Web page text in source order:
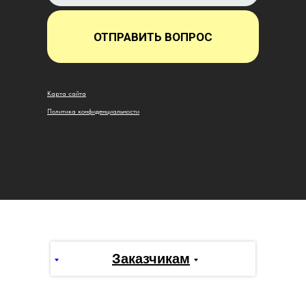
ОТПРАВИТЬ ВОПРОС
Карта сайта
Политика конфиденциальности
Заказчикам